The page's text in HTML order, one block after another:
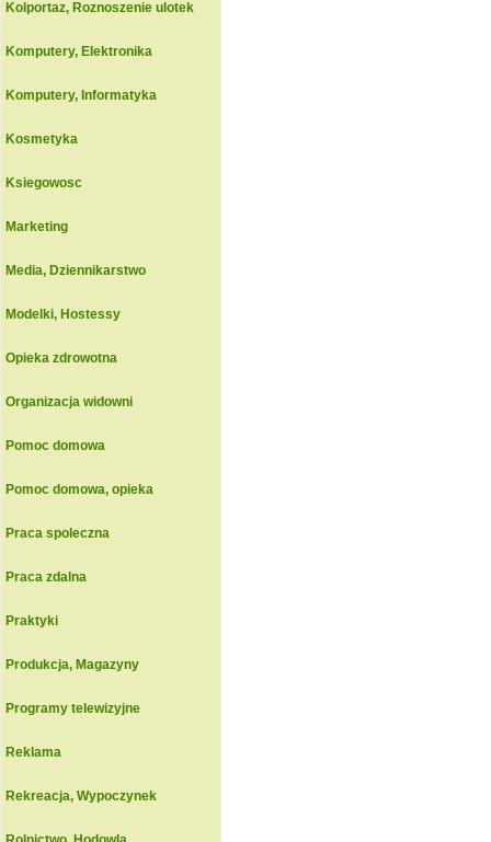
Kolportaz, Roznoszenie ulotek
Komputery, Elektronika
Komputery, Informatyka
Kosmetyka
Ksiegowosc
Marketing
Media, Dziennikarstwo
Modelki, Hostessy
Opieka zdrowotna
Organizacja widowni
Pomoc domowa
Pomoc domowa, opieka
Praca spoleczna
Praca zdalna
Praktyki
Produkcja, Magazyny
Programy telewizyjne
Reklama
Rekreacja, Wypoczynek